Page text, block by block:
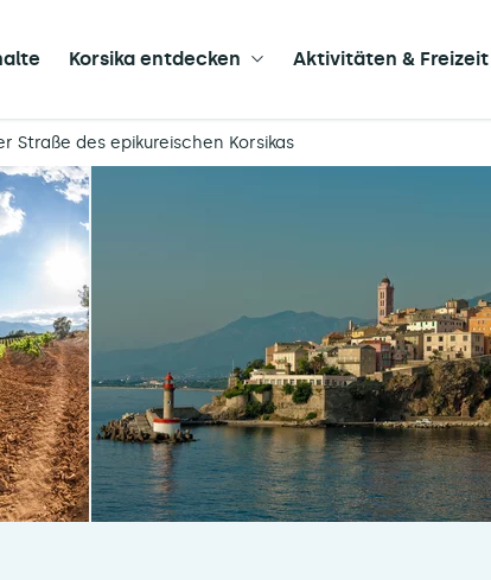
Korsika entdecken Aktivitäten & Freizeit
Straße des epikureischen Korsikas